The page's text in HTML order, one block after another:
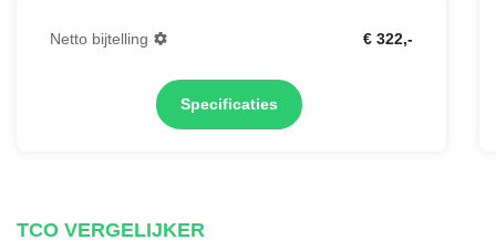
Netto bijtelling € 322,-
Specificaties
TCO VERGELIJKER